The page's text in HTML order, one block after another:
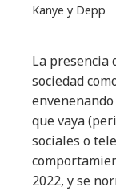
Kanye y Depp
La presencia
sociedad
que vaya
sociales o
2022, y se